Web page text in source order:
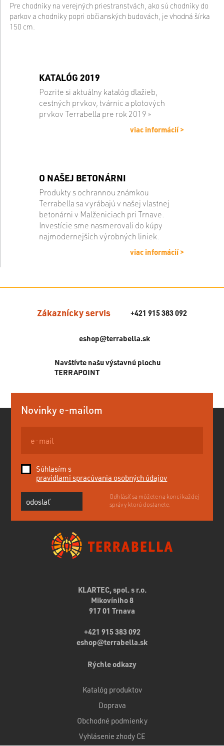
Pre chodníky na verejných priestranstvách, ako sú chodníky do
parkov a chodníky popri občianských budovách, je vhodná šírka
150 cm.
KATALÓG 2019
Pozrite si aktuálny katalóg dlažieb,
cestných prvkov, tvárnic a plotových
prvkov Terrabella pre rok 2019 »
viac informácií >
O NAŠEJ BETONÁRNI
Produkty s ochrannou známkou
Terrabella sa vyrábajú v našej vlastnej
betonárni v Malženiciach pri Trnave.
Investície sme nasmerovali do kúpy
najmodernejších výrobných liniek.
viac informácií >
Zákaznícky servis +421 915 383 092
eshop@terrabella.sk
Navštívte našu výstavnú plochu
TERRAPOINT
KLARTEC, spol. s r.o.
Mikovíniho 8
917 01 Trnava
+421 915 383 092
eshop@terrabella.sk
Novinky e-mailom
Súhlasím s
pravidlami spracúvania osobných údajov
odoslať
Odhlásiť sa môžete na konci každej
správy ktorú dostanete.
Rýchle odkazy
Katalóg produktov
Doprava
Obchodné podmienky
Vyhlásenie zhody CE